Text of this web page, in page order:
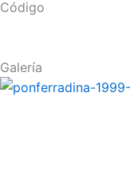
Código
Galería